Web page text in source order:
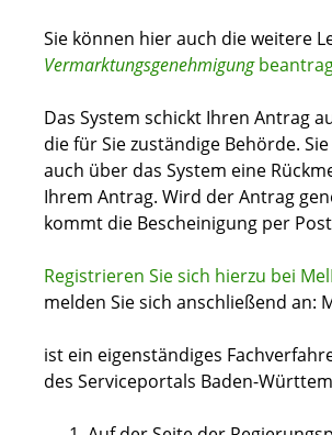
Sie können hier auch die weitere
Vermarktungsgenehmigung
Das System schickt Ihren Antrag
die für Sie zuständige Behörde.
auch über das System eine
Ihrem Antrag. Wird der Antrag
kommt die Bescheinigung per
Registrieren Sie sich hierzu bei
melden Sie sich anschließend an:
ist ein eigenständiges
des Serviceportals Baden-